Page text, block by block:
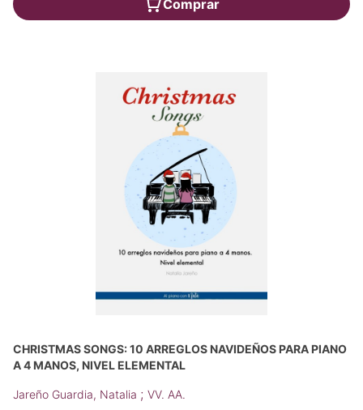
Comprar
CHRISTMAS SONGS: 10 ARREGLOS NAVIDEÑOS PARA PIANO
A 4 MANOS, NIVEL ELEMENTAL
Jareño Guardia, Natalia ; VV. AA.